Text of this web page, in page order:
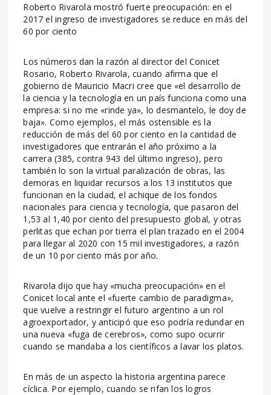
Roberto Rivarola mostró fuerte preocupación: en el
2017 el ingreso de investigadores se reduce en más del
60 por ciento
Los números dan la razón al director del Conicet
Rosario, Roberto Rivarola, cuando afirma que el
gobierno de Mauricio Macri cree que «el desarrollo de
la ciencia y la tecnología en un país funciona como una
empresa: si no me «rinde ya», lo desmantelo, le doy de
baja». Como ejemplos, el más ostensible es la
reducción de más del 60 por ciento en la cantidad de
investigadores que entrarán el año próximo a la
carrera (385, contra 943 del último ingreso), pero
también lo son la virtual paralización de obras, las
demoras en liquidar recursos a los 13 institutos que
funcionan en la ciudad, el achique de los fondos
nacionales para ciencia y tecnología, que pasaron del
1,53 al 1,40 por ciento del presupuesto global, y otras
perlitas que echan por tierra el plan trazado en el 2004
para llegar al 2020 con 15 mil investigadores, a razón
de un 10 por ciento más por año.
Rivarola dijo que hay «mucha preocupación» en el
Conicet local ante el «fuerte cambio de paradigma»,
que vuelve a restringir el futuro argentino a un rol
agroexportador, y anticipó que eso podría redundar en
una nueva «fuga de cerebros», como supo ocurrir
cuando se mandaba a los científicos a lavar los platos.
En más de un aspecto la historia argentina parece
cíclica. Por ejemplo, cuando se rifan los logros